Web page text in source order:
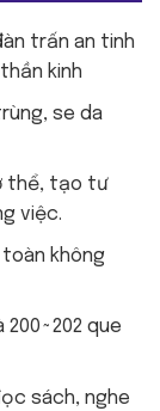
trấn an tinh
kinh
se da
thể, tạo tư
việc.
không
200~202 que
sách, nghe